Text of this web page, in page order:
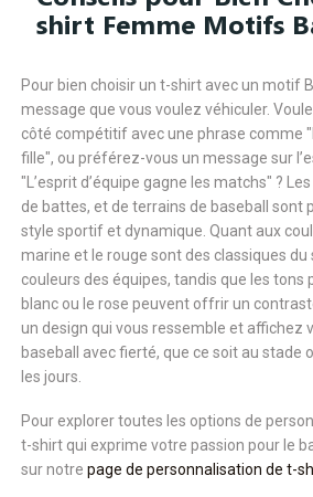
shirt Femme Motifs
Pour bien choisir un t-shirt avec un motif
message que vous voulez véhiculer.
côté compétitif avec une phrase comme
fille", ou préférez-vous un message sur
"L’esprit d’équipe gagne les matchs" ?
de battes, et de terrains de baseball sont
style sportif et dynamique. Quant aux
marine et le rouge sont des classiques
couleurs des équipes, tandis que les tons
blanc ou le rose peuvent offrir un
un design qui vous ressemble et affichez
baseball avec fierté, que ce soit au stade
les jours.
Pour explorer toutes les options de
t-shirt qui exprime votre passion pour le
sur notre page de personnalisation de t-